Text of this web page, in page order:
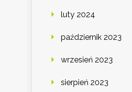
luty 2024
październik 2023
wrzesień 2023
sierpień 2023